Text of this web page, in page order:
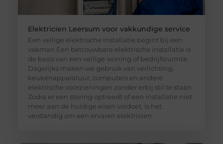
Elektricien Leersum voor vakkundige service
Een veilige elektrische installatie begint bij een
vakman Een betrouwbare elektrische installatie is
de basis van een veilige woning of bedrijfsruimte.
Dagelijks maken we gebruik van verlichting,
keukenapparatuur, computers en andere
elektrische voorzieningen zonder erbij stil te staan.
Zodra er een storing optreedt of een installatie niet
meer aan de huidige eisen voldoet, is het
verstandig om een ervaren elektricien